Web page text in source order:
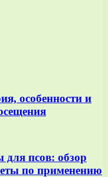
особенности и
для псов: обзор
по применению